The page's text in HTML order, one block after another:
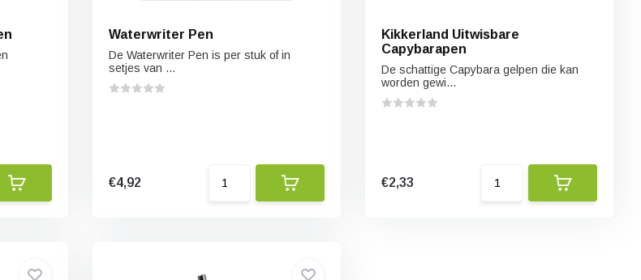
Waterwriter Pen
De Waterwriter Pen is per stuk of in
setjes van ...
€4,92
Kikkerland Uitwisbare
Capybarapen
De schattige Capybara gelpen die kan
worden gewi...
€2,33